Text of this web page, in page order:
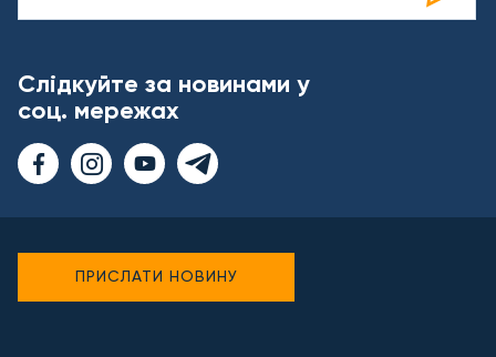
Слідкуйте за новинами у
соц. мережах
ПРИСЛАТИ НОВИНУ